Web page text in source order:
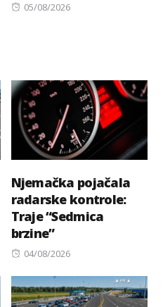
Posted
05/08/2026
Njemačka pojačala
radarske kontrole:
Traje “Sedmica
brzine”
Posted
04/08/2026